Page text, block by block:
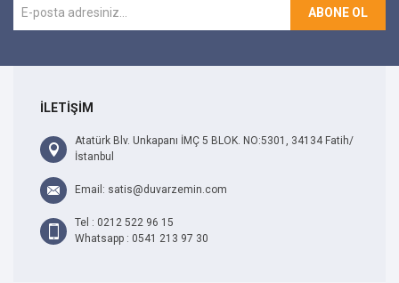
ABONE OL
İLETİŞİM
Atatürk Blv. Unkapanı İMÇ 5 BLOK. NO:5301, 34134 Fatih/
İstanbul
Email: satis@duvarzemin.com
Tel : 0212 522 96 15
Whatsapp : 0541 213 97 30